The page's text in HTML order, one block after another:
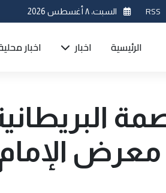
RSS السبت، ٨ أغسطس 2026
الرئيسية اخبار اخبار